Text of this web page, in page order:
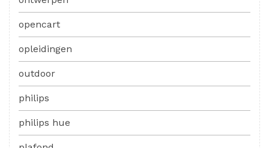
opencart
opleidingen
outdoor
philips
philips hue